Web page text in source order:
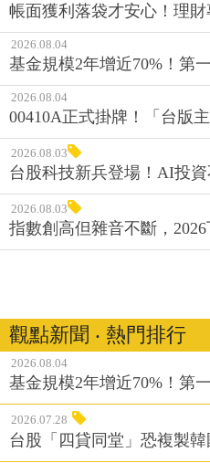
帳面獲利落袋才安心！理
2026.08.04
基金規模2年增近70%！第
2026.08.04
00410A正式掛牌！「台版
2026.08.03
台股科技新兵登場！AI投
2026.08.03
指數創高但雜音不斷，
觀點新聞 ‧ 熱門排行
2026.08.04
基金規模2年增近70%！第
2026.07.28
台股「四貸同堂」恐複製